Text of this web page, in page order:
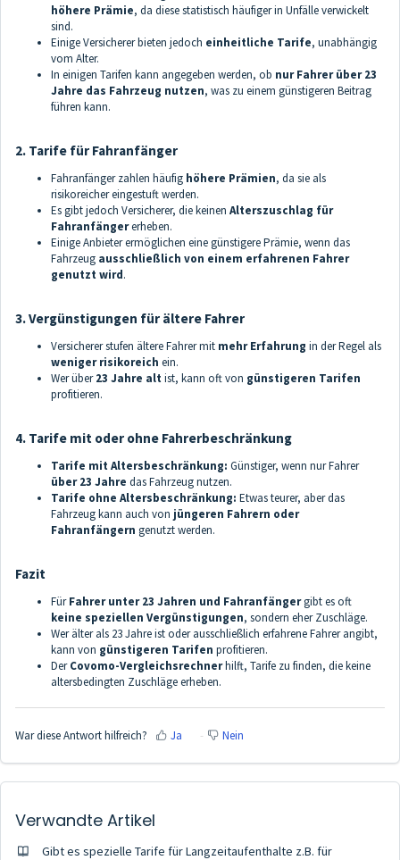
höhere Prämie, da diese statistisch häufiger in Unfälle verwickelt
sind.
Einige Versicherer bieten jedoch einheitliche Tarife, unabhängig
vom Alter.
In einigen Tarifen kann angegeben werden, ob nur Fahrer über 23
Jahre das Fahrzeug nutzen, was zu einem günstigeren Beitrag
führen kann.
2. Tarife für Fahranfänger
Fahranfänger zahlen häufig höhere Prämien, da sie als
risikoreicher eingestuft werden.
Es gibt jedoch Versicherer, die keinen Alterszuschlag für
Fahranfängererheben.
Einige Anbieter ermöglichen eine günstigere Prämie, wenn das
Fahrzeug ausschließlich von einem erfahrenen Fahrer
genutzt wird.
3. Vergünstigungen für ältere Fahrer
Versicherer stufen ältere Fahrer mit mehr Erfahrung in der Regel als
weniger risikoreich ein.
Wer über23 Jahre altist, kann oft von günstigeren Tarifen
profitieren.
4. Tarife mit oder ohne Fahrerbeschränkung
Tarife mit Altersbeschränkung: Günstiger, wenn nur Fahrer
über 23 Jahre das Fahrzeug nutzen.
Tarife ohne Altersbeschränkung: Etwas teurer, aber das
Fahrzeug kann auch von jüngeren Fahrern oder
Fahranfängern genutzt werden.
Fazit
FürFahrer unter 23 Jahren und Fahranfängergibt es oft
keine speziellen Vergünstigungen, sondern eher Zuschläge.
Wer älter als 23 Jahre ist oder ausschließlich erfahrene Fahrer angibt,
kann von günstigeren Tarifen profitieren.
DerCovomo-Vergleichsrechnerhilft, Tarife zu finden, die keine
altersbedingten Zuschläge erheben.
War diese Antwort hilfreich? Ja Nein
Verwandte Artikel
Gibt es spezielle Tarife für Langzeitaufenthalte z.B. für